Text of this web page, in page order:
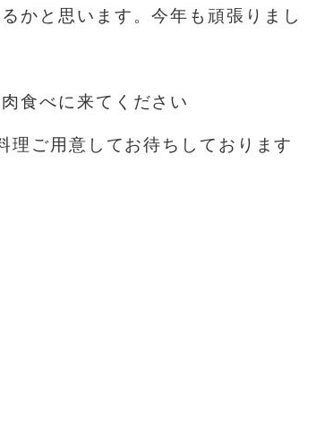
かと思います。今年も頑張りまし
食べに来てください
理ご用意してお待ちしております